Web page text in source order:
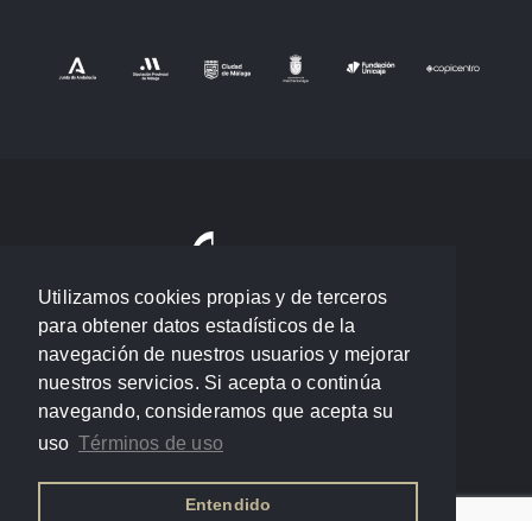
Utilizamos cookies propias y de terceros
para obtener datos estadísticos de la
navegación de nuestros usuarios y mejorar
nuestros servicios. Si acepta o continúa
navegando, consideramos que acepta su
uso Términos de uso
Entendido
Política de privacidad